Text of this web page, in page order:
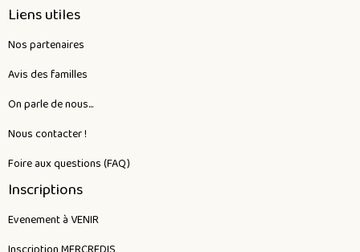
Liens utiles
Nos partenaires
Avis des familles
On parle de nous...
Nous contacter !
Foire aux questions (FAQ)
Inscriptions
Evenement à VENIR